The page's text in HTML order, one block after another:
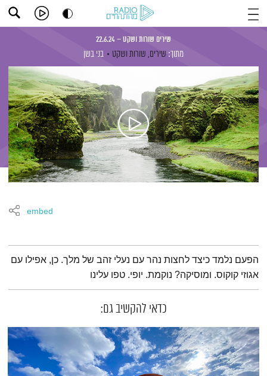
שירים שורות ושקט – 22.6.24
מתוך: שירים, שורות ושקט בני בשן
embed
תמצית הפודקאסט
הפעם נלמד כיצד לחצות נהר עם נעלי זהב של מלך. כן, אפילו עם
אגוזי קוקוס. ומוסיקה? נוקמת. יופי. טפו עלינו
כדאי להקשיב גם: